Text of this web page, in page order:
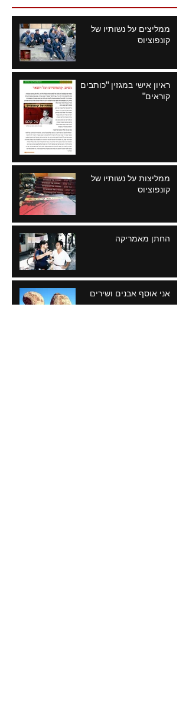
ממליצים על נשותיו של
קונפוציוס
ראיון אישי במגזין "כותבים
קוראים"
ממליצות על נשותיו של
קונפוציוס
החתן מאמריקה
אני אוסף אבנים ושירים